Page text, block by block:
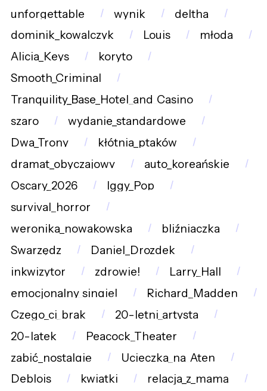
unforgettable
wynik
deltha
dominik_kowalczyk
Louis
młoda
Alicia_Keys
koryto
Smooth_Criminal
Tranquility_Base_Hotel_and_Casino
szaro
wydanie_standardowe
Dwa_Trony
kłótnia_ptaków
dramat_obyczajowy
auto_koreańskie
Oscary_2026
Iggy_Pop
survival_horror
weronika_nowakowska
bliźniaczka
Swarzędz
Daniel_Drozdek
inkwizytor
zdrowie!
Larry_Hall
emocjonalny_singiel
Richard_Madden
Czego_ci_brak
20-letni_artysta
20-latek
Peacock_Theater
zabić_nostalgię
Ucieczka_na_Aten
Deblois
kwiatki
relacja_z_mamą